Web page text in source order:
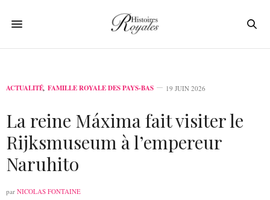
ACTUALITÉ, FAMILLE ROYALE DES PAYS-BAS 19 JUIN 2026
La reine Máxima fait visiter le
Rijksmuseum à l’empereur
Naruhito
par NICOLAS FONTAINE